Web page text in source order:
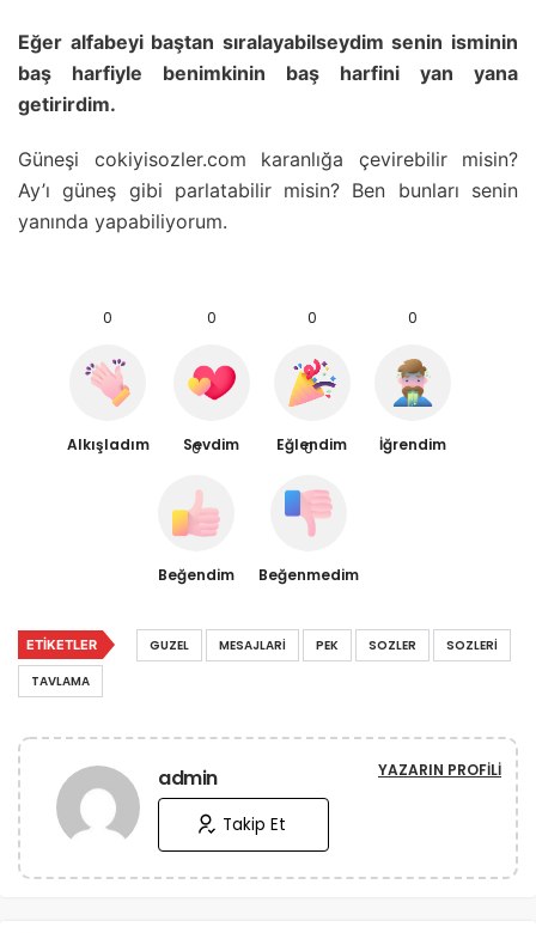
Eğer alfabeyi baştan sıralayabilseydim senin isminin
baş harfiyle benimkinin baş harfini yan yana
getirirdim.
Güneşi cokiyisozler.com karanlığa çevirebilir misin?
Ay’ı güneş gibi parlatabilir misin? Ben bunları senin
yanında yapabiliyorum.
0
Alkışladım
0
Sevdim
0
Eğlendim
0
İğrendim
0
Beğendim
0
Beğenmedim
ETIKETLER GUZEL MESAJLARI PEK SOZLER
SOZLERI
TAVLAMA
admin YAZARIN PROFILI
Takip Et